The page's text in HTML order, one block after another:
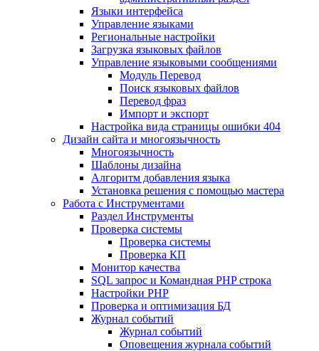
Языки интерфейса
Управление языками
Региональные настройки
Загрузка языковых файлов
Управление языковыми сообщениями
Mодуль Перевод
Поиск языковых файлов
Перевод фраз
Импорт и экспорт
Настройка вида страницы ошибки 404
Дизайн сайта и многоязычность
Многоязычность
Шаблоны дизайна
Алгоритм добавления языка
Установка решения с помощью мастера
Работа с Инструментами
Раздел Инструменты
Проверка системы
Проверка системы
Проверка КП
Монитор качества
SQL запрос и Командная PHP строка
Настройки PHP
Проверка и оптимизация БД
Журнал событий
Журнал событий
Оповещения журнала событий